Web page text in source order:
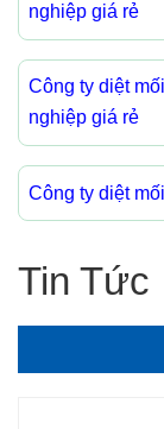
nghiệp giá rẻ
Công ty diệt
nghiệp giá rẻ
Công ty diệt
Tin Tức